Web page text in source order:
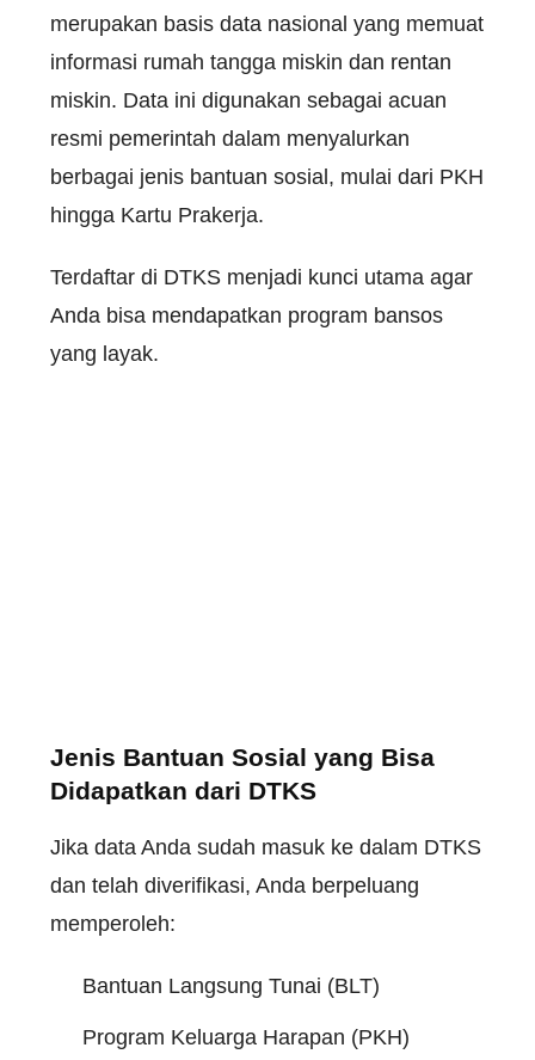
merupakan basis data nasional yang memuat
informasi rumah tangga miskin dan rentan
miskin. Data ini digunakan sebagai acuan
resmi pemerintah dalam menyalurkan
berbagai jenis bantuan sosial, mulai dari PKH
hingga Kartu Prakerja.
Terdaftar di DTKS menjadi kunci utama agar
Anda bisa mendapatkan program bansos
yang layak.
Jenis Bantuan Sosial yang Bisa
Didapatkan dari DTKS
Jika data Anda sudah masuk ke dalam DTKS
dan telah diverifikasi, Anda berpeluang
memperoleh:
Bantuan Langsung Tunai (BLT)
Program Keluarga Harapan (PKH)